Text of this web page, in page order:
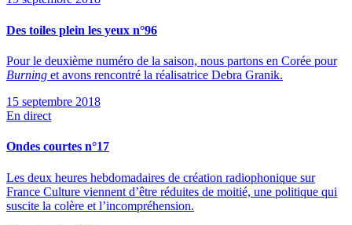
Des toiles plein les yeux n°96
Pour le deuxième numéro de la saison, nous partons en Corée pour
Burning et avons rencontré la réalisatrice Debra Granik.
15 septembre 2018
En direct
Ondes courtes n°17
Les deux heures hebdomadaires de création radiophonique sur
France Culture viennent d’être réduites de moitié, une politique qui
suscite la colère et l’incompréhension.